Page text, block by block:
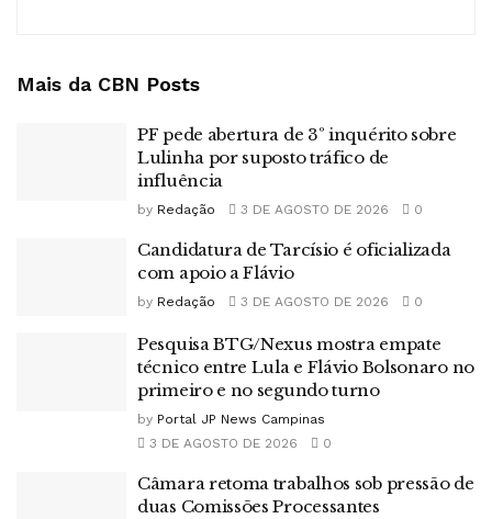
Mais da CBN Posts
PF pede abertura de 3º inquérito sobre
Lulinha por suposto tráfico de
influência
by Redação 3 DE AGOSTO DE 2026 0
Candidatura de Tarcísio é oficializada
com apoio a Flávio
by Redação 3 DE AGOSTO DE 2026 0
Pesquisa BTG/Nexus mostra empate
técnico entre Lula e Flávio Bolsonaro no
primeiro e no segundo turno
by Portal JP News Campinas
3 DE AGOSTO DE 2026
0
Câmara retoma trabalhos sob pressão de
duas Comissões Processantes